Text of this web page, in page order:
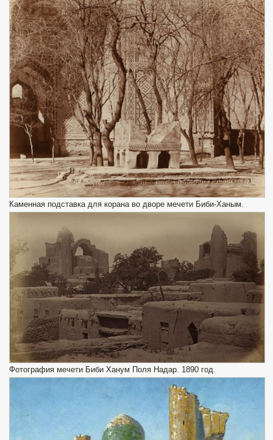
Каменная подставка для корана во дворе мечети Биби-Ханым.
Фотография мечети Биби Ханум Поля Надар. 1890 год.